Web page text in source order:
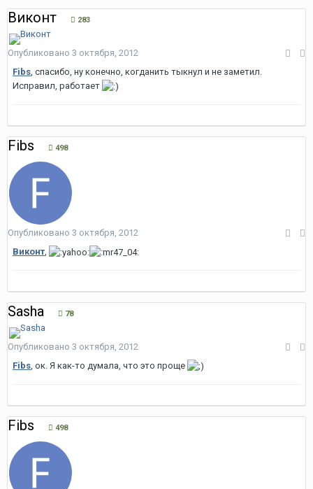
Виконт 283
Опубликовано 3 октября, 2012
Fibs, спасибо, ну конечно, когданить тыкнул и не заметил.
Исправил, работает
Fibs 498
Опубликовано 3 октября, 2012
Виконт,
Sasha 78
Опубликовано 3 октября, 2012
Fibs, ок. Я как-то думала, что это проще
Fibs 498